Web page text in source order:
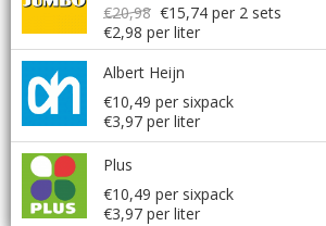
€20,98 €15,74 per 2 sets
€2,98 per liter
Albert Heijn
€10,49 per sixpack
€3,97 per liter
Plus
€10,49 per sixpack
€3,97 per liter